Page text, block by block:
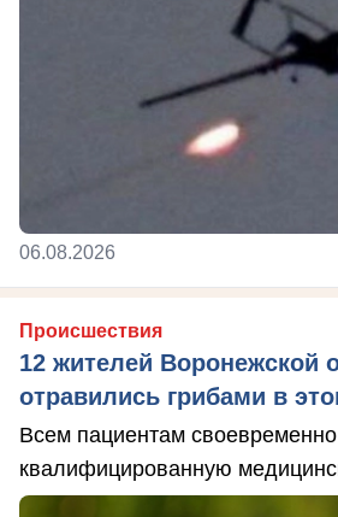
06.08.2026
Происшествия
12 жителей Воронежской
отравились грибами в
Всем пациентам
квалифицированную